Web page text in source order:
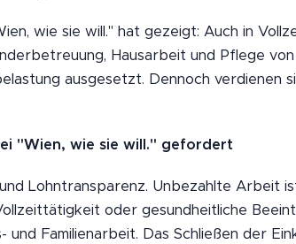
wie sie will." hat gezeigt: Auch in
Hausarbeit und Pflege
ausgesetzt. Dennoch verdienen
"Wien, wie sie will." gefordert
Lohntransparenz. Unbezahlte Arbeit
oder gesundheitliche
Familienarbeit. Das Schließen der